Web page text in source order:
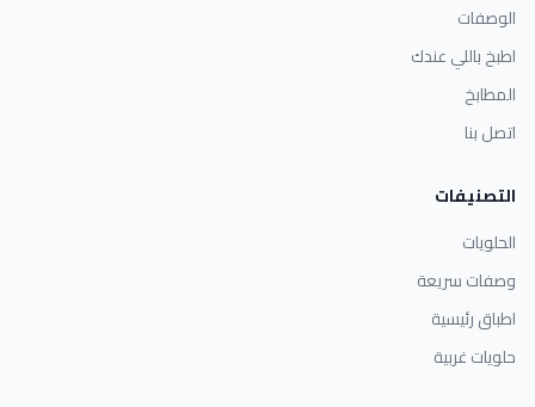
الوصفات
اطبخ باللي عندك
المطابخ
اتصل بنا
التصنيفات
الحلويات
وصفات سريعة
اطباق رئيسية
حلويات غربية